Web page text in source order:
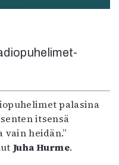
palasina
itsensä
heidän.”
Juha Hurme.